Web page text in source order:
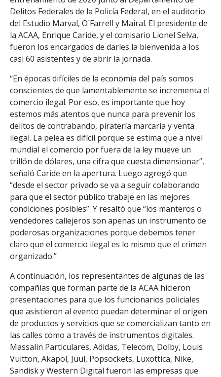
Delitos Federales de la Policía Federal, en el auditorio
del Estudio Marval, O´Farrell y Mairal. El presidente de
la ACAA, Enrique Caride, y el comisario Lionel Selva,
fueron los encargados de darles la bienvenida a los
casi 60 asistentes y de abrir la jornada.
“En épocas difíciles de la economía del país somos
conscientes de que lamentablemente se incrementa el
comercio ilegal. Por eso, es importante que hoy
estemos más atentos que nunca para prevenir los
delitos de contrabando, piratería marcaria y venta
ilegal. La pelea es difícil porque se estima que a nivel
mundial el comercio por fuera de la ley mueve un
trillón de dólares, una cifra que cuesta dimensionar”,
señaló Caride en la apertura. Luego agregó que
“desde el sector privado se va a seguir colaborando
para que el sector público trabaje en las mejores
condiciones posibles”. Y resaltó que “los manteros o
vendedores callejeros son apenas un instrumento de
poderosas organizaciones porque debemos tener
claro que el comercio ilegal es lo mismo que el crimen
organizado.”
A continuación, los representantes de algunas de las
compañías que forman parte de la ACAA hicieron
presentaciones para que los funcionarios policiales
que asistieron al evento puedan determinar el origen
de productos y servicios que se comercializan tanto en
las calles como a través de instrumentos digitales.
Massalin Particulares, Adidas, Telecom, Dolby, Louis
Vuitton, Akapol, Juul, Popsockets, Luxottica, Nike,
Sandisk y Western Digital fueron las empresas que